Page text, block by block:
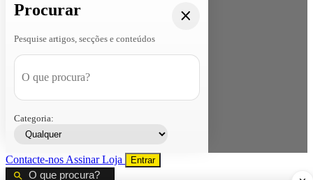
Procurar
Pesquise artigos, secções e conteúdos
Categoria:
Contacte-nos AssinarLoja Entrar